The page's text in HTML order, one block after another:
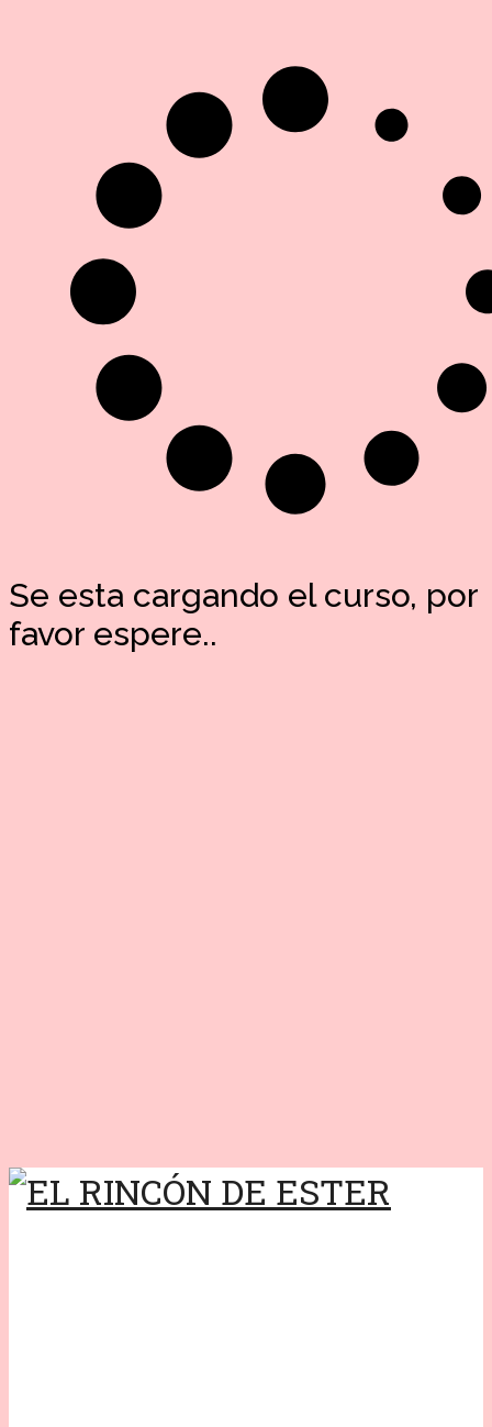
Se esta cargando el curso, por
favor espere..